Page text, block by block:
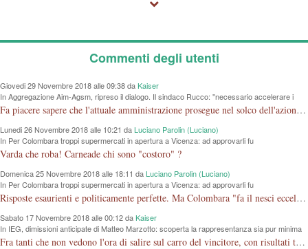
Commenti degli utenti
Giovedi 29 Novembre 2018 alle 09:38 daKaiser
In Aggregazione Aim-Agsm, ripreso il dialogo. Il sindaco Rucco: "necessario accelerare i
tempi"
Fa piacere sapere che l'attuale amministrazione prosegue nel solco dell'azione iniziata dalla vecchia senza tante polemiche. Come per la mostra al Chiericati, si dimostra che l'amministrazione non deve essere per forza in opposizione a quello che hanno fatto gli altri.
Lunedi 26 Novembre 2018 alle 10:21 daLuciano Parolin (Luciano)
In Per Colombara troppi supermercati in apertura a Vicenza: ad approvarli fu
l'amministrazione di cui faceva parte
Varda che roba! Carneade chi sono "costoro" ?
Domenica 25 Novembre 2018 alle 18:11 daLuciano Parolin (Luciano)
In Per Colombara troppi supermercati in apertura a Vicenza: ad approvarli fu
l'amministrazione di cui faceva parte
Risposte esaurienti e politicamente perfette. Ma Colombara "fa il nesci eccellenza o non ha capito?". Le elezioni le ha perse, ed è rimasto SOLO, con un regolamento comunale che LE permette di fare GRUPPO con una sola Persona. Cosa ci sta a fare lì, entri nel PD così fa "gruppo"....Amen.
Sabato 17 Novembre 2018 alle 00:12 daKaiser
In IEG, dimissioni anticipate di Matteo Marzotto: scoperta la rappresentanza sia pur minima
di Vicenza a Rimini a poco da sbarco in Borsa
Fra tanti che non vedono l'ora di salire sul carro del vincitore, con risultati tragicomici, almeno due che coerenti con se stessi scendono dalla giostra.